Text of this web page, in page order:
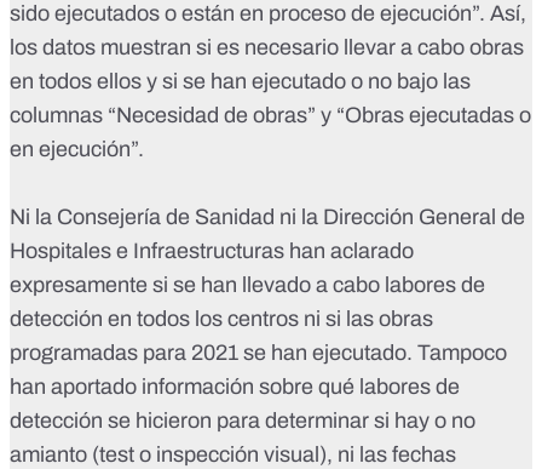
sido ejecutados o están en proceso de ejecución”. Así,
los datos muestran si es necesario llevar a cabo obras
en todos ellos y si se han ejecutado o no bajo las
columnas “Necesidad de obras” y “Obras ejecutadas o
en ejecución”.
Ni la Consejería de Sanidad ni la Dirección General de
Hospitales e Infraestructuras han aclarado
expresamente si se han llevado a cabo labores de
detección en todos los centros ni si las obras
programadas para 2021 se han ejecutado. Tampoco
han aportado información sobre qué labores de
detección se hicieron para determinar si hay o no
amianto (test o inspección visual), ni las fechas